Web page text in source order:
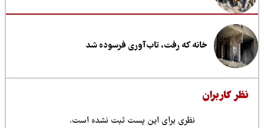
خانه که رفت، تاب‌آوری فرسوده شد
کاربران
نظری برای این پست ثبت نشده است.